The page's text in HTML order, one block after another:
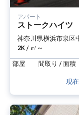
アパート
ストークハイツ
神奈川県横浜市泉区
2K / ㎡～
部屋 間取り / 面積
現